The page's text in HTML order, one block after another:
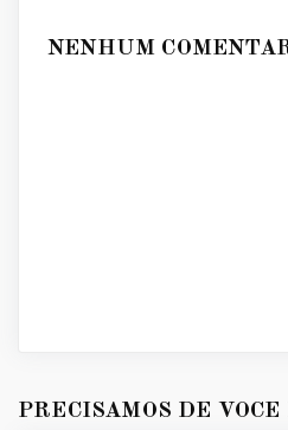
NENHUM
PRECISAMOS DE